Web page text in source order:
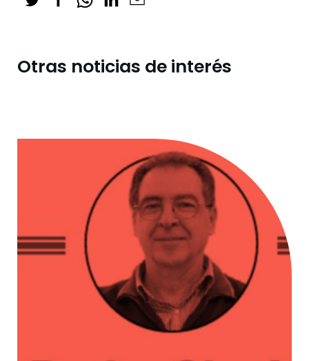
Otras noticias de interés